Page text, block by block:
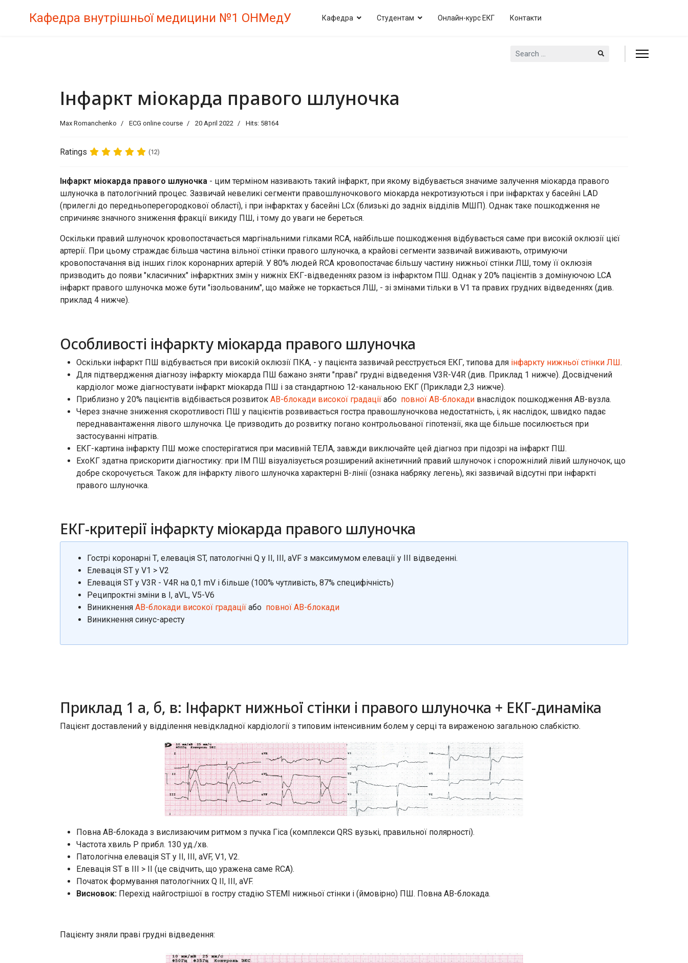
Кафедра внутрішньої медицини №1 ОНМедУ Кафедра Студентам Онлайн-курс ЕКГ Контакти
Search
Інфаркт міокарда правого шлуночка
Max Romanchenko ECG online course 20 April 2022 Hits: 58164
Ratings (12)
Інфаркт міокарда правого шлуночка - цим терміном називають такий інфаркт, при якому відбувається значиме залучення міокарда правого
шлуночка в патологічний процес. Зазвичай невеликі сегменти правошлуночкового міокарда некротизуються і при інфарктах у басейні LAD
(прилеглі до передньоперегородкової області), і при інфарктах у басейні LCx (близькі до задніх відділів МШП). Однак таке пошкодження не
спричиняє значного зниження фракції викиду ПШ, і тому до уваги не береться.
Оскільки правий шлуночок кровопостачається маргінальними гілками RCA, найбільше пошкодження відбувається саме при високій оклюзії цієї
артерії. При цьому страждає більша частина вільної стінки правого шлуночка, а крайові сегменти зазвичай виживають, отримуючи
кровопостачання від інших гілок коронарних артерій. У 80% людей RCA кровопостачає більшу частину нижньої стінки ЛШ, тому її оклюзія
призводить до появи "класичних" інфарктних змін у нижніх ЕКГ-відведеннях разом із інфарктом ПШ. Однак у 20% пацієнтів з домінуючою LCA
інфаркт правого шлуночка може бути "ізольованим", що майже не торкається ЛШ, - зі змінами тільки в V1 та правих грудних відведеннях (див.
приклад 4 нижче).
Особливості інфаркту міокарда правого шлуночка
Оскільки інфаркт ПШ відбувається при високій оклюзії ПКА, - у пацієнта зазвичай реєструється ЕКГ, типова для інфаркту нижньої стінки ЛШ.
Для підтвердження діагнозу інфаркту міокарда ПШ бажано зняти "праві" грудні відведення V3R-V4R (див. Приклад 1 нижче). Досвідчений
кардіолог може діагностувати інфаркт міокарда ПШ і за стандартною 12-канальною ЕКГ (Приклади 2,3 нижче).
Приблизно у 20% пацієнтів відбівається розвиток АВ-блокади високої градації або повної АВ-блокади внаслідок пошкодження АВ-вузла.
Через значне зниження скоротливості ПШ у пацієнтів розвивається гостра правошлуночкова недостатність, і, як наслідок, швидко падає
переднавантаження лівого шлуночка. Це призводить до розвитку погано контрольованої гіпотензії, яка ще більше посилюється при
застосуванні нітратів.
ЕКГ-картина інфаркту ПШ може спостерігатися при масивній ТЕЛА, завжди виключайте цей діагноз при підозрі на інфаркт ПШ.
ЕхоКГ здатна прискорити діагностику: при ІМ ПШ візуалізується розширений акінетичний правий шлуночок і спорожнілий лівий шлуночок, що
добре скорочується. Також для інфаркту лівого шлуночка характерні В-лінії (ознака набряку легень), які зазвичай відсутні при інфаркті
правого шлуночка.
ЕКГ-критерії інфаркту міокарда правого шлуночка
Гострі коронарні Т, елевація ST, патологічні Q у II, III, aVF з максимумом елевації у III відведенні.
Елевація ST у V1 > V2
Елевація ST у V3R - V4R на 0,1 mV і більше (100% чутливість, 87% специфічність)
Реципроктні зміни в I, aVL, V5-V6
Виникнення АВ-блокади високої градації або повної АВ-блокади
Виникнення синус-аресту
Приклад 1 а, б, в: Інфаркт нижньої стінки і правого шлуночка + ЕКГ-динаміка
Пацієнт доставлений у відділення невідкладної кардіології з типовим інтенсивним болем у серці та вираженою загальною слабкістю.
Повна АВ-блокада з вислизаючим ритмом з пучка Гіса (комплекси QRS вузькі, правильної полярності).
Частота хвиль Р прибл. 130 уд./хв.
Патологічна елевація ST у II, III, aVF, V1, V2.
Елевація ST в III > II (це свідчить, що уражена саме RCA).
Початок формування патологічних Q II, III, aVF.
Висновок: Перехід найгострішої в гостру стадію STEMI нижньої стінки і (ймовірно) ПШ. Повна АВ-блокада.
Пацієнту зняли праві грудні відведення: